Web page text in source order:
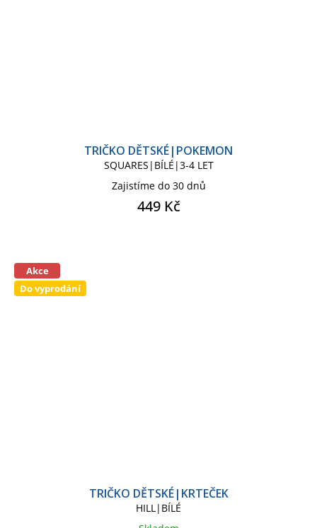
TRIČKO DĚTSKÉ|POKEMON
SQUARES|BÍLÉ|3-4 LET
Zajistíme do 30 dnů
449 Kč
Akce
Do vyprodání
TRIČKO DĚTSKÉ|KRTEČEK
HILL|BÍLÉ